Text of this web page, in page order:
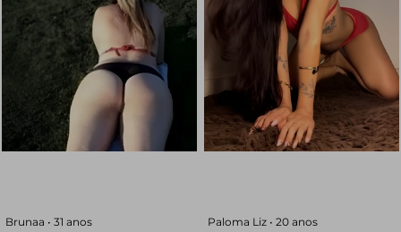
Brunaa • 31 anos
Paloma Liz • 20 anos